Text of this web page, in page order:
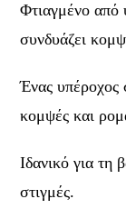
Φτιαγμένο από
συνδυάζει
Ένας υπέροχος
κομψές και
Ιδανικό για τη
στιγμές.